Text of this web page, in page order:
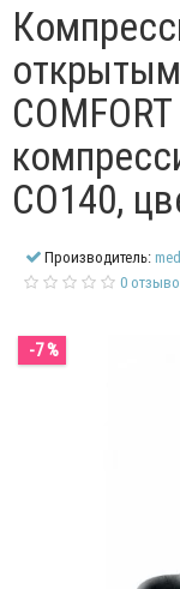
CO140,
Производитель:
0
-7 %